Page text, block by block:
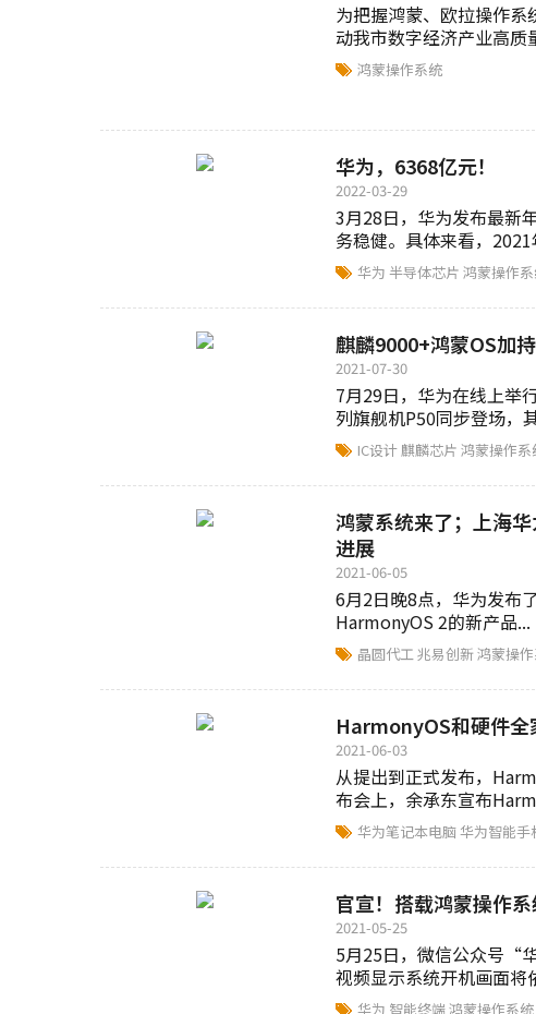
为把握鸿蒙、欧拉操作
动我市数字经济产业高
鸿蒙操作系统
华为，6368亿元！
2022-03-29
3月28日，华为发布最新
务稳健。具体来看，
28.6%....
华为 半导体芯片 鸿蒙操作
麒麟9000+鸿蒙OS加
2021-07-30
7月29日，华为在线上举
列旗舰机P50同步登场，
IC设计麒麟芯片 鸿蒙操作系
鸿蒙系统来了；上海
进展
2021-06-05
6月2日晚8点，华为发布
HarmonyOS 2的新产品...
晶圆代工兆易创新鸿蒙操
HarmonyOS和硬件全
2021-06-03
从提出到正式发布，
布会上，余承东宣布
到了前台，向我们展...
华为笔记本电脑华为智能手
官宣！搭载鸿蒙操作
2021-05-25
5月25日，微信公众号“
视频显示系统开机画面
华为 智能终端鸿蒙操作系统